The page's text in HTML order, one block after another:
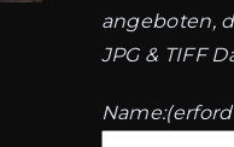
angeboten,
JPG & TIFF
Name: